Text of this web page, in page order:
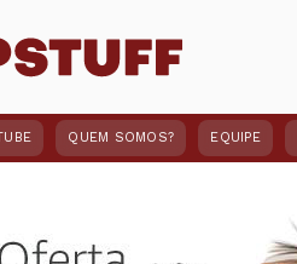
QUEM SOMOS? EQUIPE